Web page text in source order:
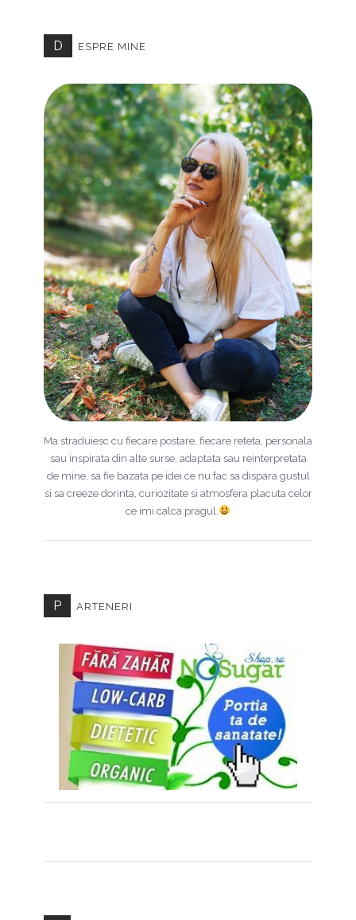
D ESPRE MINE
Ma straduiesc cu fiecare postare, fiecare reteta, personala
sau inspirata din alte surse, adaptata sau reinterpretata
de mine, sa fie bazata pe idei ce nu fac sa dispara gustul
si sa creeze dorinta, curiozitate si atmosfera placuta celor
ce imi calca pragul.
P ARTENERI